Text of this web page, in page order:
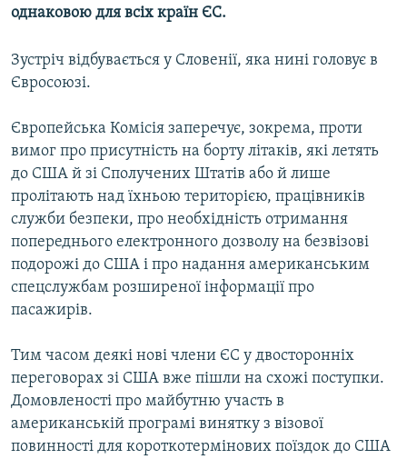
КРИМ РЕАЛІЇ
УКР
ДОЛУЧАЙСЯ!
Усі сайти RFE/RL
однаковою для всіх країн ЄС.
Зустріч відбувається у Словенії, яка нині головує в
Євросоюзі.
Європейська Комісія заперечує, зокрема, проти
вимог про присутність на борту літаків, які летять
до США й зі Сполучених Штатів або й лише
пролітають над їхньою територією, працівників
служби безпеки, про необхідність отримання
попереднього електронного дозволу на безвізові
подорожі до США і про надання американським
спецслужбам розширеної інформації про
пасажирів.
Тим часом деякі нові члени ЄС у двосторонніх
переговорах зі США вже пішли на схожі поступки.
Домовленості про майбутню участь в
американській програмі винятку з візової
повинності для короткотермінових поїздок до США